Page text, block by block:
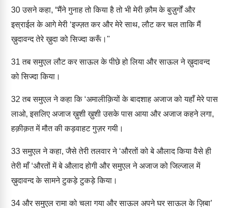
30उसने कहा, “मैंने गुनाह तो किया है तो भी मेरी क़ौम के बुज़ुर्गों और
इस्राईल के आगे मेरी ‘इज्ज़त कर और मेरे साथ, लौट कर चल ताकि मैं
ख़ुदावन्द तेरे ख़ुदा को सिज्दा करूँ।"
31 तब समुएल लौट कर साऊल के पीछे हो लिया और साऊल ने ख़ुदावन्द
को सिज्दा किया।
32 तब समुएल ने कहा कि ‘अमालीक़ियों के बादशाह अजाज को यहाँ मेरे पास
लाओ, इसलिए अजाज ख़ुशी ख़ुशी उसके पास आया और अजाज कहने लगा,
हक़ीक़त में मौत की कड़वाहट गुज़र गयी।
33समुएल ने कहा, जैसे तेरी तलवार ने ‘औरतों को बे औलाद किया वैसे ही
तेरी माँ ‘औरतों में बे औलाद होगी और समुएल ने अजाज को जिल्जाल में
ख़ुदावन्द के सामने टुकड़े टुकड़े किया।
34 और समुएल रामा को चला गया और साऊल अपने घर साऊल के ज़िबा’